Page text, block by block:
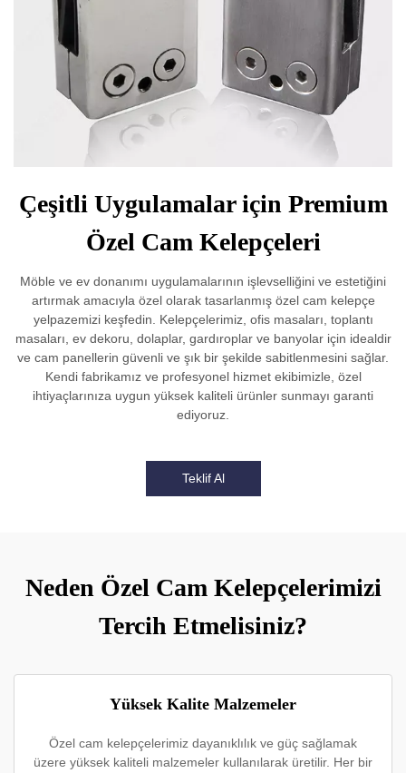
Çeşitli Uygulamalar için Premium
Özel Cam Kelepçeleri
Möble ve ev donanımı uygulamalarının işlevselliğini ve estetiğini
artırmak amacıyla özel olarak tasarlanmış özel cam kelepçe
yelpazemizi keşfedin. Kelepçelerimiz, ofis masaları, toplantı
masaları, ev dekoru, dolaplar, gardıroplar ve banyolar için idealdir
ve cam panellerin güvenli ve şık bir şekilde sabitlenmesini sağlar.
Kendi fabrikamız ve profesyonel hizmet ekibimizle, özel
ihtiyaçlarınıza uygun yüksek kaliteli ürünler sunmayı garanti
ediyoruz.
Teklif Al
Neden Özel Cam Kelepçelerimizi
Tercih Etmelisiniz?
Yüksek Kalite Malzemeler
Özel cam kelepçelerimiz dayanıklılık ve güç sağlamak
üzere yüksek kaliteli malzemeler kullanılarak üretilir. Her bir